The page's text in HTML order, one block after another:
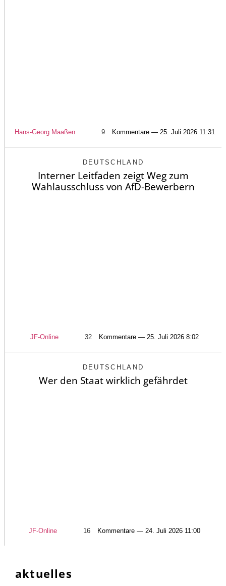
Hans-Georg Maaßen 9 Kommentare — 25. Juli 2026 11:31
DEUTSCHLAND
Interner Leitfaden zeigt Weg zum
Wahlausschluss von AfD-Bewerbern
JF-Online 32 Kommentare — 25. Juli 2026 8:02
DEUTSCHLAND
Wer den Staat wirklich gefährdet
JF-Online 16 Kommentare — 24. Juli 2026 11:00
aktuelles